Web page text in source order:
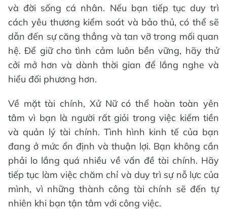
và đời sống cá nhân. Nếu bạn tiếp tục duy trì
cách yêu thương kiểm soát và bảo thủ, có thể sẽ
dẫn đến sự căng thẳng và tan vỡ trong mối quan
hệ. Để giữ cho tình cảm luôn bền vững, hãy thử
cởi mở hơn và dành thời gian để lắng nghe và
hiểu đối phương hơn.
Về mặt tài chính, Xử Nữ có thể hoàn toàn yên
tâm vì bạn là người rất giỏi trong việc kiếm tiền
và quản lý tài chính. Tình hình kinh tế của bạn
đang ở mức ổn định và thuận lợi. Bạn không cần
phải lo lắng quá nhiều về vấn đề tài chính. Hãy
tiếp tục làm việc chăm chỉ và duy trì sự nỗ lực của
mình, vì những thành công tài chính sẽ đến tự
nhiên khi bạn tận tâm với công việc.